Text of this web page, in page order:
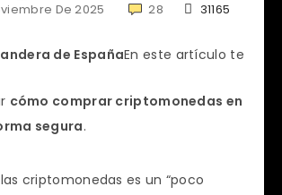
De 2025
28 31165
En este artículo te
cómo comprar criptomonedas en
segura.
criptomonedas es un “poco